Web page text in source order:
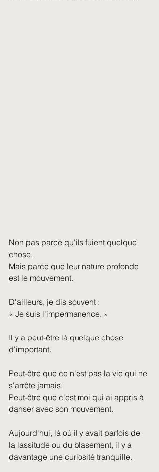
Non pas parce qu'ils fuient quelque
chose.
Mais parce que leur nature profonde
est le mouvement.
D'ailleurs, je dis souvent :
« Je suis l'impermanence. »
Il y a peut-être là quelque chose
d'important.
Peut-être que ce n'est pas la vie qui ne
s'arrête jamais.
Peut-être que c'est moi qui ai appris à
danser avec son mouvement.
Aujourd'hui, là où il y avait parfois de
la lassitude ou du blasement, il y a
davantage une curiosité tranquille.